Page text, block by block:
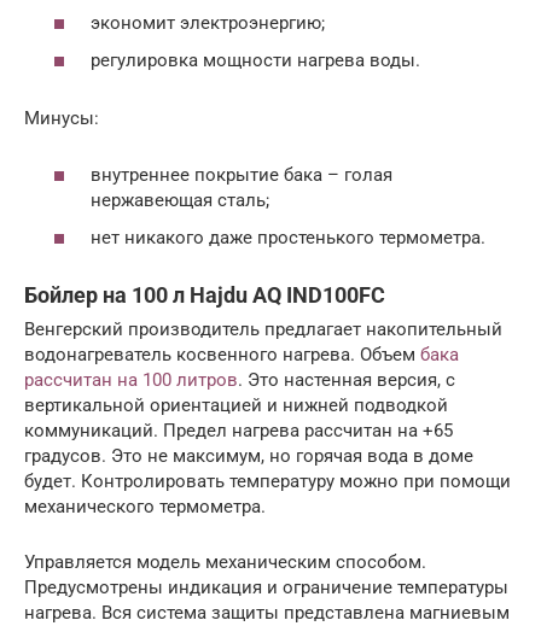
экономит электроэнергию;
регулировка мощности нагрева воды.
Минусы:
внутреннее покрытие бака – голая
нержавеющая сталь;
нет никакого даже простенького термометра.
Бойлер на 100 л Hajdu AQ IND100FC
Венгерский производитель предлагает накопительный
водонагреватель косвенного нагрева. Объем бака
рассчитан на 100 литров. Это настенная версия, с
вертикальной ориентацией и нижней подводкой
коммуникаций. Предел нагрева рассчитан на +65
градусов. Это не максимум, но горячая вода в доме
будет. Контролировать температуру можно при помощи
механического термометра.
Управляется модель механическим способом.
Предусмотрены индикация и ограничение температуры
нагрева. Вся система защиты представлена магниевым